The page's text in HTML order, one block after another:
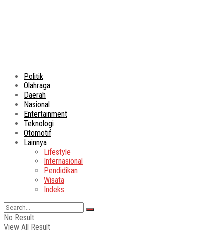
Politik
Olahraga
Daerah
Nasional
Entertainment
Teknologi
Otomotif
Lainnya
Lifestyle
Internasional
Pendidikan
Wisata
Indeks
No Result
View All Result